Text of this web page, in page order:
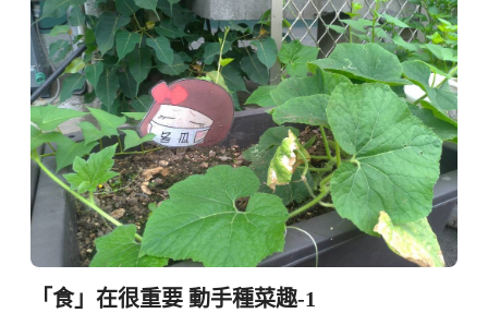
「食」在很重要 動手種菜趣-1